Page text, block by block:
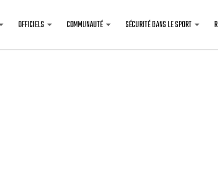
OFFICIELS COMMUNAUTÉ SÉCURITÉ DANS LE SPORT